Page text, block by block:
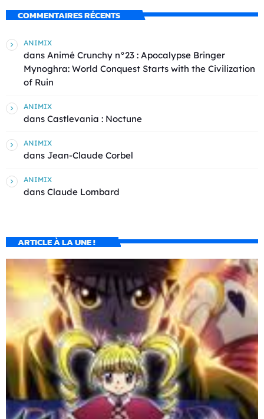
COMMENTAIRES RÉCENTS
ANIMIX
dans Animé Crunchy n°23 : Apocalypse Bringer
Mynoghra: World Conquest Starts with the Civilization
of Ruin
ANIMIX
dans Castlevania : Noctune
ANIMIX
dans Jean-Claude Corbel
ANIMIX
dans Claude Lombard
ARTICLE À LA UNE !